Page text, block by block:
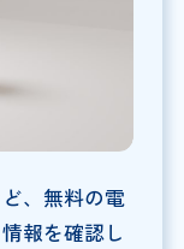
、無料の電
報を確認し